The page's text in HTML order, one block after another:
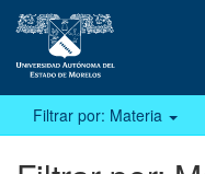
Filtrar por: Materia